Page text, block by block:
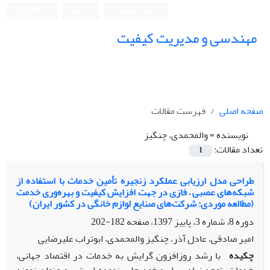
مهندسی و مدیریت کیفیت
صفحه اصلی
فهرست مقالات
نویسنده =والمحمدی، چنگیز
تعداد مقالات:
1
طراحی مدل ارزیابی عملکرد زنجیره تأمین خدمات با استفاده از
شبکه‌های عصبی – فازی در جهت افزایش کیفیت و بهره‌وری خدمت
(مطالعه موردی: شرکت‌های صنایع لوازم خانگی در کشور ایران)
دوره 8، شماره 3، پاییز 1397، صفحه
182-202
امیر صادقی، عادل آذر، چنگیز والمحمدی، ابوتراب علیرضایی
چکیده با رشد روزافزون گرایش به خدمات در اقتصاد جهانی،